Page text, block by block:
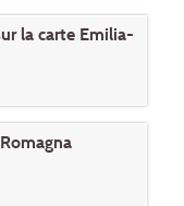
la carte Emilia-